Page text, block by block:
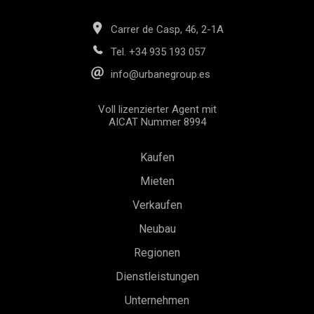
Carrer de Casp, 46, 2-1A
Tel. +34 935 193 057
info@urbanegroup.es
Voll lizenzierter Agent mit
AICAT Nummer 8994
Kaufen
Mieten
Verkaufen
Neubau
Regionen
Dienstleistungen
Unternehmen